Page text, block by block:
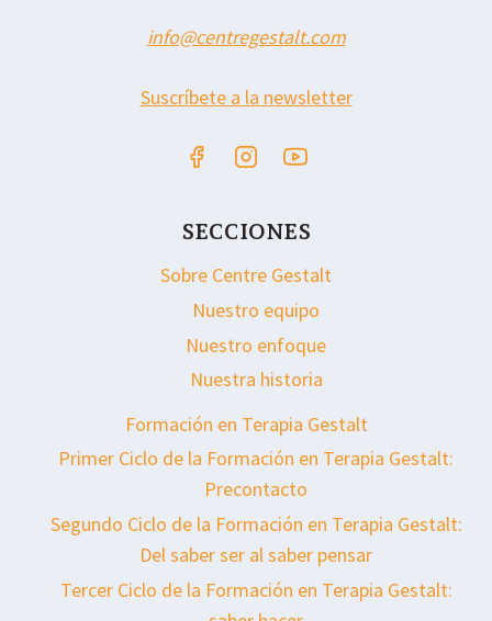
info@centregestalt.com
Suscríbete a la newsletter
SECCIONES
Sobre Centre Gestalt
Nuestro equipo
Nuestro enfoque
Nuestra historia
Formación en Terapia Gestalt
Primer Ciclo de la Formación en Terapia Gestalt:
Precontacto
Segundo Ciclo de la Formación en Terapia Gestalt:
Del saber ser al saber pensar
Tercer Ciclo de la Formación en Terapia Gestalt: